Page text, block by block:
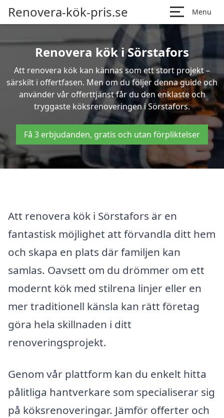
Renovera-kök-pris.se Menu
Renovera kök i Sörstafors
Att renovera kök kan kännas som ett stort projekt –
särskilt i offertfasen. Men om du följer denna guide och
använder vår offerttjänst får du den enklaste och
tryggaste köksrenoveringen i Sörstafors.
Få 3 erbjudanden, gratis och utan förpliktelser
Att renovera kök i Sörstafors är en
fantastisk möjlighet att förvandla ditt hem
och skapa en plats där familjen kan
samlas. Oavsett om du drömmer om ett
modernt kök med stilrena linjer eller en
mer traditionell känsla kan rätt företag
göra hela skillnaden i ditt
renoveringsprojekt.
Genom vår plattform kan du enkelt hitta
pålitliga hantverkare som specialiserar sig
på köksrenoveringar. Jämför offerter och